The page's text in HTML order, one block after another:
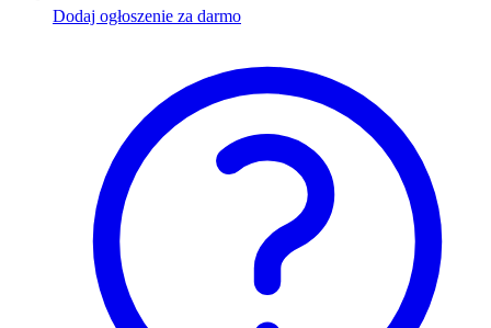
Dodaj ogłoszenie za darmo